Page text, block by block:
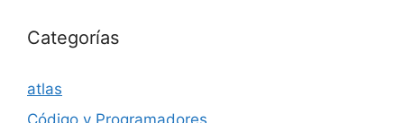
Categorías
atlas
Código y Programadores